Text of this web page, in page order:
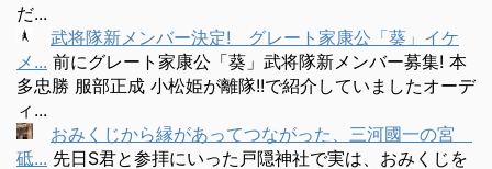
だ...
武将隊新メンバー決定! グレート家康公「葵」イケ
メ... 前にグレート家康公「葵」武将隊新メンバー募集! 本
多忠勝 服部正成 小松姫が離隊!!で紹介していましたオーデ
ィ...
おみくじから縁があってつながった、三河國一の宮
砥... 先日S君と参拝にいった戸隠神社で実は、おみくじを